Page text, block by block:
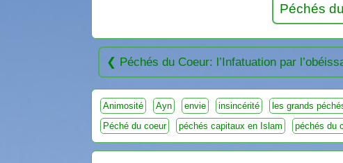
Péchés
Péchés du Coeur: l’Infatuation par
Animosité Ayn envie insincérité les grands
Péché du coeur
péchés capitaux en Islam péchés du